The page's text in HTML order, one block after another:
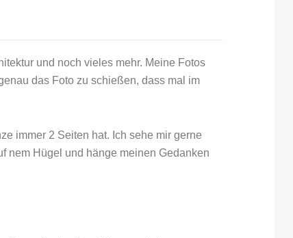
und noch vieles mehr. Meine Fotos
das Foto zu schießen, dass mal im
immer 2 Seiten hat. Ich sehe mir gerne
nem Hügel und hänge meinen Gedanken